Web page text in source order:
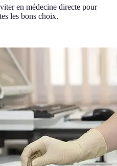
en médecine directe pour
les bons choix.